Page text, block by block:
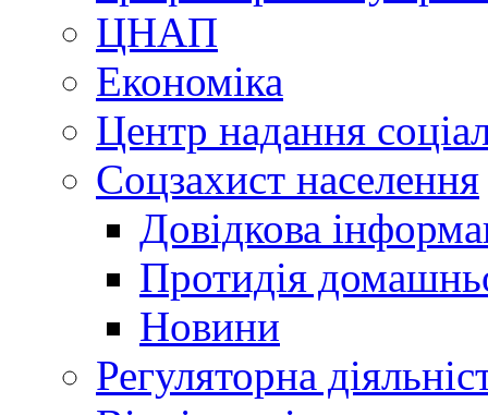
ЦНАП
Економіка
Центр надання
Соцзахист населення
Довідкова
Протидія
Новини
Регуляторна